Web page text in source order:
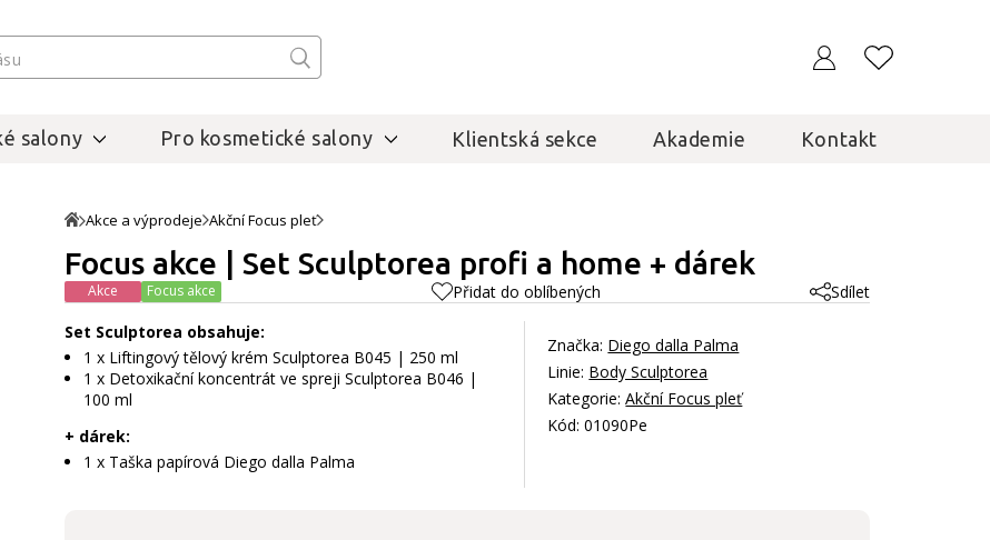
salony Pro kosmetické salony Klientská sekce Akademie Kontakt
Akce a výprodeje Akční Focus pleť
Focus akce | Set Sculptorea profi a home + dárek
Akce Focus akce Přidat do oblíbených
Sdílet
Set Sculptorea obsahuje:
1 x Liftingový tělový krém Sculptorea B045 | 250 ml
1 x Detoxikační koncentrát ve spreji Sculptorea B046 |
100 ml
+ dárek:
1 x Taška papírová Diego dalla Palma
Značka: Diego dalla Palma
Linie: Body Sculptorea
Kategorie:Akční Focus pleť
Kód: 01090Pe